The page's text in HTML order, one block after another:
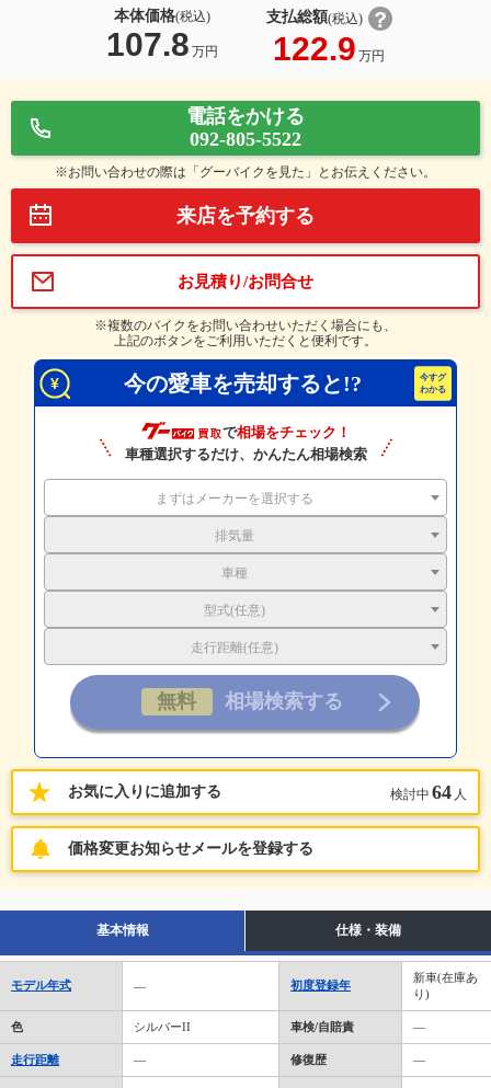
本体価格(税込)
107.8 万円
支払総額(税込)
122.9 万円
電話をかける
092-805-5522
※お問い合わせの際は「グーバイクを見た」とお伝えください。
来店を予約する
お見積り/お問合せ
※複数のバイクをお問い合わせいただく場合にも、
上記のボタンをご利用いただくと便利です。
今の愛車を売却すると!?
で相場をチェック！
車種選択するだけ、かんたん相場検索
まずはメーカーを選択する
排気量
車種
型式(任意)
走行距離(任意)
お気に入りに追加する 検討中 64 人
価格変更お知らせメールを登録する
基本情報 仕様・装備
モデル年式 ― 初度登録年
新車(在庫あ
り)
色 シルバーII 車検/自賠責 ―
走行距離 ― 修復歴 ―